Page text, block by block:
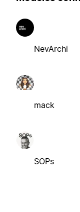
NevArchi
mack
SOPs